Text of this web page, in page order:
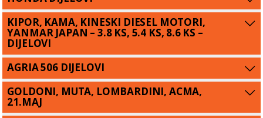
KIPOR, KAMA, KINESKI DIESEL MOTORI,
YANMAR JAPAN – 3.8 KS, 5.4 KS, 8.6 KS –
DIJELOVI
AGRIA 506 DIJELOVI
GOLDONI, MUTA, LOMBARDINI, ACMA,
21.MAJ